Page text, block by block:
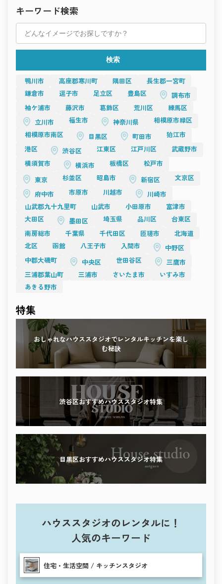
「撮影場所」という枠を超えた、新しい創造の場が広がってい
ます。
空間の持つ力をどう活かすか。
それがこれからの撮影における最も重要なテーマです。
撮影空間は、技術だけでなく、
感情や物語を伝える“もうひとりの演出者”として、
これからのクリエイティブを支えていくことでしょう。
感性が響き合う空間を未来へ。
撮影の舞台となる空間は、
その人の想いと創造を支える大切な存在です。
光が差し込む部屋、静かなアトリエ、
街の片隅にあるカフェ、自然に囲まれたロケ地──
どんな場所にも、表現の可能性があります。
撮影空間は、感性と感性が交わる“出会いの場”。
その瞬間に生まれる一枚や一瞬が、
時を超えて人の心に残る作品へとつながっていきます。
これからも、空間が持つ力を信じ、
創造の自由を広げていくことが、
新しい撮影文化の未来をつくる原動力となるでしょう。
コンクリート、レンガ、木材などの異素材がバランス良く配置
され、
一日を通して異なる表情を見せます。
午前中の柔らかな光、午後の黄金色の逆光――
どの時間帯も、光が被写体と空間を自然に結びつける。
撮るたびに新しい発見があるのが、このスタジオの最大の魅力
アートフォト、ドキュメンタリー、エディトリアル撮影など、
“空間を使って感情を描く”作品づくりに最適。
撮る人の感性を静かに刺激してくれる場所です。
アトリエ・構築的撮影におすすめ
ミニマルでありながら、光と構図の自由度が高い。
設計思想を感じるアトリエスタジオは、プロフェッショナル撮
影の要。
光をデザインし、構図を構築するクリエイターへ。
TESSEN
開放感と構築美を併せ持つ「TESSEN」は、
天井高のあるホワイトベースのアトリエスタジオ。
自然光と人工照明のバランスが絶妙で、撮影者の意図を最大限
に反映できます。
ファッションムービー、ブランドプロモーション、展示撮影な
“空間を設計して撮る”という楽しみを感じられる場所。
クリーンながら奥行きがあり、どんな演出にも馴染む柔軟性が
魅力です。
光をデザインする時間を楽しみたい――
そんなプロフェッショナルにおすすめの一棟です。
目黒の撮影スタジオに共通するのは、
“光を感じる設計”と“静けさを生かす空気”。
Momobanaの暮らしの温もり、Studio 4696の緊張感、RAWRの
素材感、TESSENの構築的美。
どれもが、撮影者の感性を刺激し、作品に深みを与えます。
都心の利便性を保ちながらも、どこか穏やかで創作的な時間が
流れる街、目黒。
その空気の中で、光と影のあいだに新しい表現を見つけてくだ
Recosta Studio
あなたの「撮る理由」に寄り添う場所です。
光が語り、素材が響き、心が動く――
感性を刺激する撮影体験を、ぜひこの街で。
オが揃っています。
ライフスタイル、ファッション、アート、屋外──
撮影テーマに合わせて最適な空間を選ぶことで、
あなたの作品に深みと魅力が生まれます。
Recosta Studioで理想のスタジオを見つけて、
次の撮影をもっと自由に、もっと美しく。
キーワード検索
検索
鴨川市 高座郡寒川町 隅田区
長生郡一宮町
鎌倉市
逗子市 足立区 豊島区
調布市
袖ケ浦市
藤沢市 葛飾区 荒川区
練馬区
立川市
福生市 神奈川県
相模原市緑区
相模原市南区
目黒区 町田市
狛江市
港区
渋谷区 江東区 江戸川区
武蔵野市
横須賀市
横浜市 板橋区
松戸市
東京
杉並区 昭島市 新宿区
文京区
府中市
市原市 川越市
川崎市
山武郡九十九里町
山武市 小田原市
富津市
大田区
墨田区 埼玉県 品川区
台東区
南房総市
千葉県 千代田区 匝瑳市
北海道
北区
函館 八王子市 入間市
中野区
中郡大磯町
中央区 世田谷区
三鷹市
三浦郡葉山町
三浦市 さいたま市
いすみ市
あきる野市
特集
おしゃれなハウススタジオでレンタルキッチンを楽し
む秘訣
渋谷区おすすめハウススタジオ特集
目黒区おすすめハウススタジオ特集
ハウススタジオのレンタルに！
人気のキーワード
住宅・生活空間 / キッチンスタジオ